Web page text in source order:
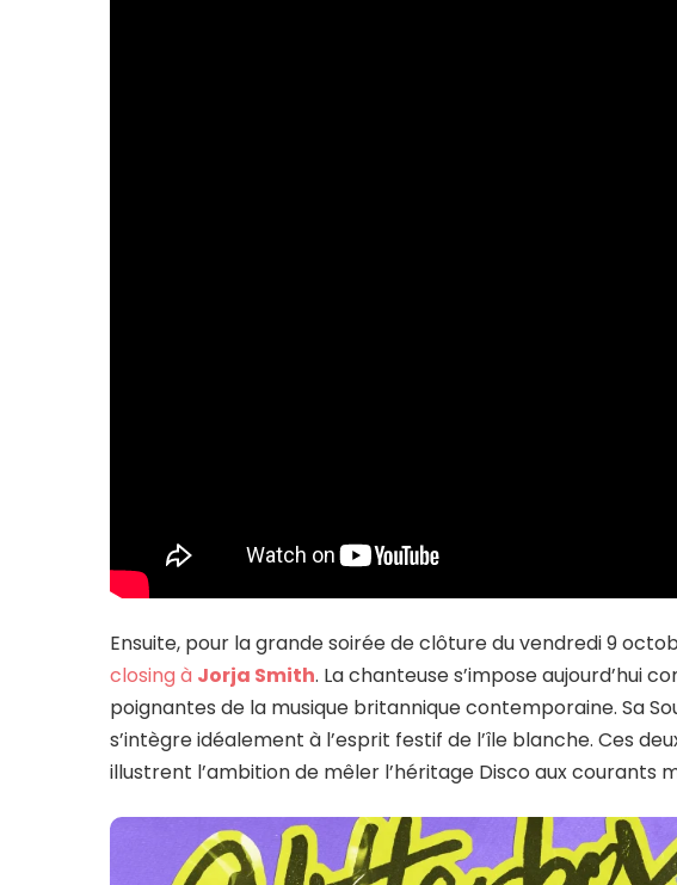
Ensuite, pour la grande soirée de clôture du vendredi 9
closing à Jorja Smith. La chanteuse s’impose aujourd’hui
poignantes de la musique britannique contemporaine. Sa
s’intègre idéalement à l’esprit festif de l’île blanche. Ces
illustrent l’ambition de mêler l’héritage Disco aux courants